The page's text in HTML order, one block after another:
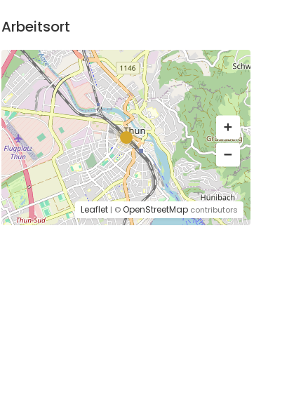
Arbeitsort
Leaflet | ©OpenStreetMap contributors